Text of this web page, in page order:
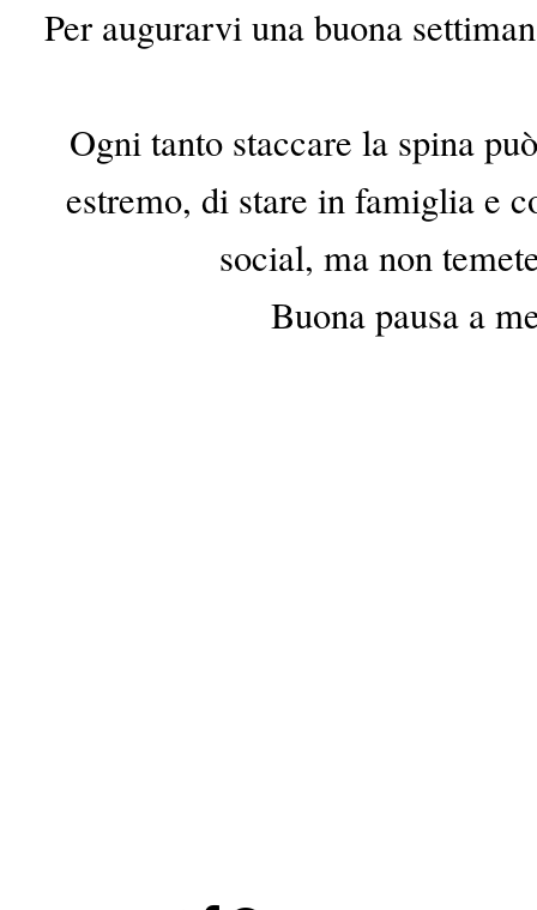
Per augurarvi una buona
Ogni tanto staccare la spina
estremo, di stare in famiglia e
social, ma non
Buona pausa a